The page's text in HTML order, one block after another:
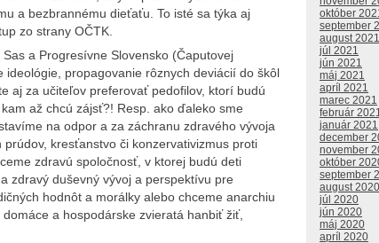
a bezbrannému dieťaťu. To isté sa týka aj
zo strany OČTK.
a Progresívne Slovensko (Čaputovej
propagovanie rôznych deviácií do škôl
aj za učiteľov preferovať pedofilov, ktorí budú
až chcú zájsť?! Resp. ako ďaleko sme
na odpor a za záchranu zdravého vývoja
kresťanstvo či konzervativizmus proti
zdravú spoločnosť, v ktorej budú deti
zdravý duševný vývoj a perspektívu pre
hodnôt a morálky alebo chceme anarchiu
a hospodárske zvieratá hanbiť žiť,
október
september
august 2021
júl 2021
jún 2021
máj 2021
apríl 2021
marec 2021
február
január 2021
december
november
október
september
august 2020
júl 2020
jún 2020
máj 2020
apríl 2020